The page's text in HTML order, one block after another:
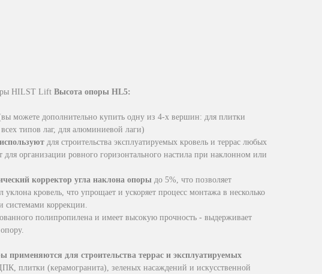
HILST Lift Высота опоры HL5:
можете дополнительно купить одну из 4-х вершин: для плитки
типов лаг, для алюминиевой лаги)
для строительства эксплуатируемых кровель и террас любых
организации ровного горизонтального настила при наклонном или
корректор угла наклона опоры до 5%, что позволяет
уклона кровель, что упрощает и ускоряет процесс монтажа в несколько
коррекции.
полипропилена и имеет высокую прочность - выдерживает
применяются для строительства террас и эксплуатируемых
плитки (керамогранита), зеленых насаждений и искусственной